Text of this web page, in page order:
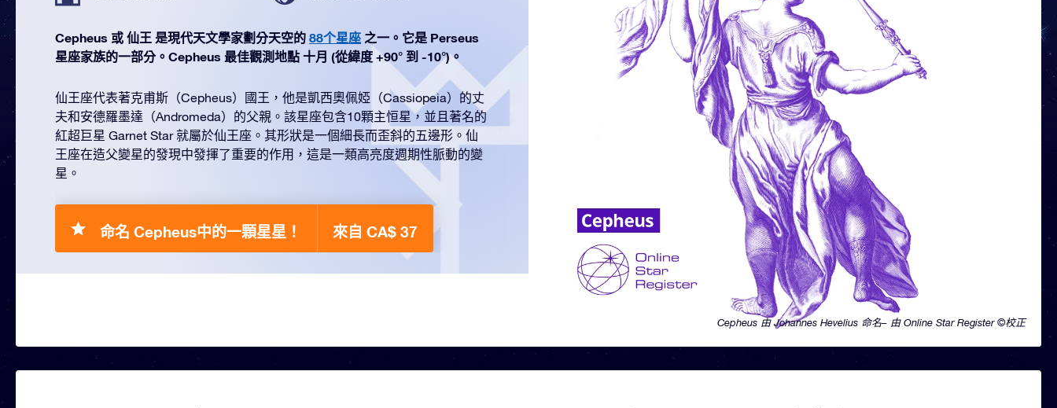
Cepheus 由 Johannes Hevelius 命名– 由 Online Star Register ©校正
Cepheus 或 仙王 是現代天文學家劃分天空的 88个星座 之一。它是 Perseus
星座家族的一部分。Cepheus 最佳觀測地點 十月 (從緯度 +90° 到 -10°)。
仙王座代表著克甫斯（Cepheus）國王，他是凱西奧佩婭（Cassiopeia）的丈
夫和安德羅墨達（Andromeda）的父親。該星座包含10顆主恒星，並且著名的
紅超巨星 Garnet Star 就屬於仙王座。其形狀是一個細長而歪斜的五邊形。仙
王座在造父變星的發現中發揮了重要的作用，這是一類高亮度週期性脈動的變
星。
命名 Cepheus中的一顆星星！ 來自 CA$ 37